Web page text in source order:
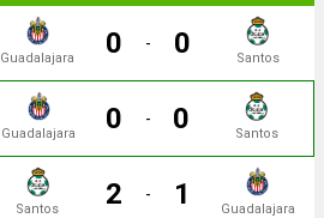
Guadalajara 0 - 0 Santos
Guadalajara 0 - 0 Santos
Santos 2 - 1 Guadalajara